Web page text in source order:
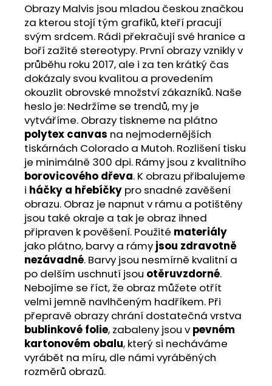
Obrazy Malvis jsou mladou českou značkou
za kterou stojí tým grafiků, kteří pracují
svým srdcem. Rádi překračují své hranice a
boří zažité stereotypy. První obrazy vznikly v
průběhu roku 2017, ale i za ten krátký čas
dokázaly svou kvalitou a provedením
okouzlit obrovské množství zákazníků. Naše
heslo je: Nedržíme se trendů, my je
vytváříme. Obrazy tiskneme na plátno
polytex canvas na nejmodernějších
tiskárnách Colorado a Mutoh. Rozlišení tisku
je minimálně 300 dpi. Rámy jsou z kvalitního
borovicového dřeva. K obrazu přibalujeme
i háčky a hřebíčky pro snadné zavěšení
obrazu. Obraz je napnut v rámu a potištěny
jsou také okraje a tak je obraz ihned
připraven k pověšení. Použité materiály
jako plátno, barvy a rámy jsou zdravotně
nezávadné. Barvy jsou nesmírně kvalitní a
po delším uschnutí jsou otěruvzdorné.
Nebojíme se říct, že obraz můžete otřít
velmi jemně navlhčeným hadříkem. Při
přepravě obrazy chrání dostatečná vrstva
bublinkové folie, zabaleny jsou v pevném
kartonovém obalu, který si necháváme
vyrábět na míru, dle námi vyráběných
rozměrů obrazů.